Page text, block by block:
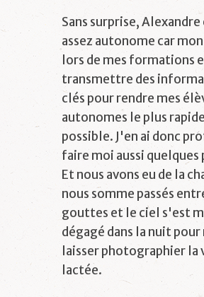
Sans surprise,
assez autonome car
lors de mes formations
transmettre des
clés pour rendre mes
autonomes le plus
possible. J'en ai donc
faire moi aussi quelques
Et nous avons eu de la
nous somme passés
gouttes et le ciel s'est
dégagé dans la nuit pour
laisser photographier la
lactée.